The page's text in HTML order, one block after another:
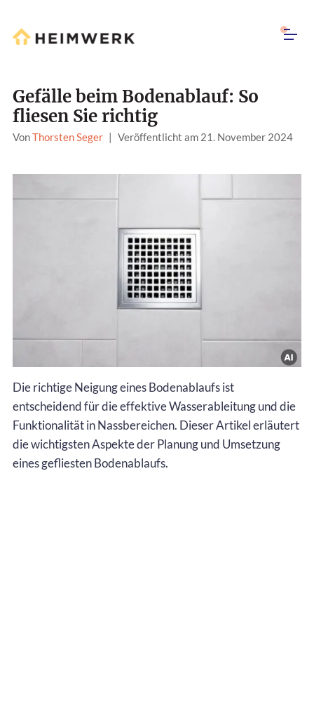
Gefälle beim Bodenablauf: So
fliesen Sie richtig
VonThorsten Seger | Veröffentlicht am 21. November 2024
Die richtige Neigung eines Bodenablaufs ist
entscheidend für die effektive Wasserableitung und die
Funktionalität in Nassbereichen. Dieser Artikel erläutert
die wichtigsten Aspekte der Planung und Umsetzung
eines gefliesten Bodenablaufs.